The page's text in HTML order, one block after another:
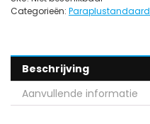
Categorieën:
Beschrijving
Aanvullende informatie